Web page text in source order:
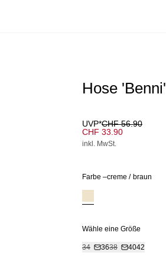
Hose 'Benni'
UVP*CHF 56.90
CHF 33.90
inkl. MwSt.
Farbe –creme / braun
Wähle eine Größe
34 3638 4042